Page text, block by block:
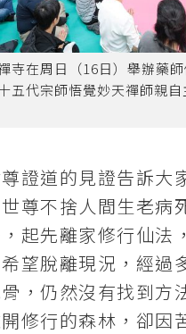
寺在周日（16日）舉辦藥
五代宗師悟覺妙天禪師親
證道的見證告訴大
尊不捨人間生老病
起先離家修行仙法
望脫離現況，經過
，仍然沒有找到方
修行的森林，卻因